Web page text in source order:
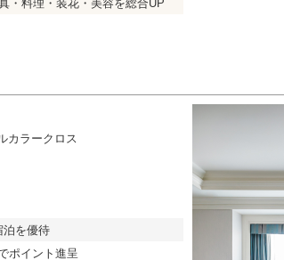
・料理・装花・美容を総合UP
カラークロス
を優待
ポイント進呈